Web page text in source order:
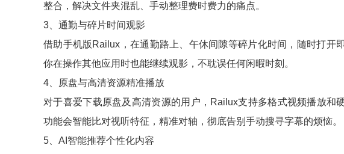
整合，解决文件夹混乱、手动整理费时费力的痛点。
3、通勤与碎片时间观影
借助手机版Railux，在通勤路上、午休间隙等碎片化时间，随时打开
你在操作其他应用时也能继续观影，不耽误任何闲暇时刻。
4、原盘与高清资源精准播放
对于喜爱下载原盘及高清资源的用户，Railux支持多格式视频播放和
功能会智能比对视听特征，精准对轴，彻底告别手动搜寻字幕的烦恼。
5、AI智能推荐个性化内容